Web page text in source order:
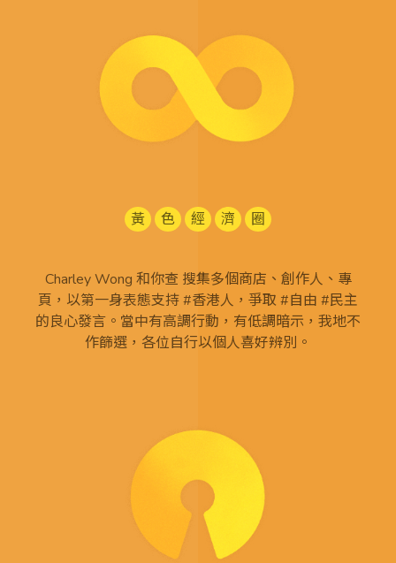
黃 色 經 濟 圈
Charley Wong 和你查 搜集多個商店、創作人、專
頁，以第一身表態支持 #香港人，爭取 #自由 #民主
的良心發言。當中有高調行動，有低調暗示，我地不
作篩選，各位自行以個人喜好辨別。